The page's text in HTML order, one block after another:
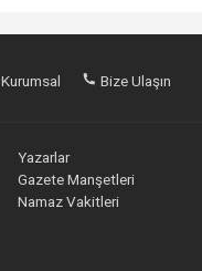
Kurumsal Bize Ulaşın
Yazarlar
Gazete Manşetleri
Namaz Vakitleri